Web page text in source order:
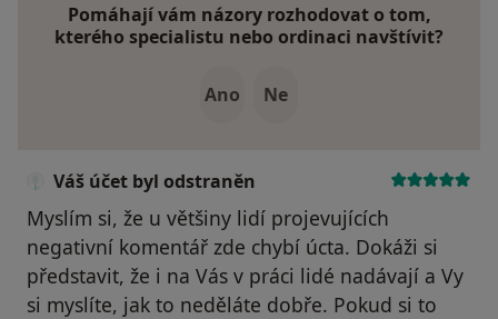
Pomáhají vám názory rozhodovat o tom,
kterého specialistu nebo ordinaci navštívit?
Ano Ne
Váš účet byl odstraněn
Myslím si, že u většiny lidí projevujících
negativní komentář zde chybí úcta. Dokáži si
představit, že i na Vás v práci lidé nadávají a Vy
si myslíte, jak to neděláte dobře. Pokud si to